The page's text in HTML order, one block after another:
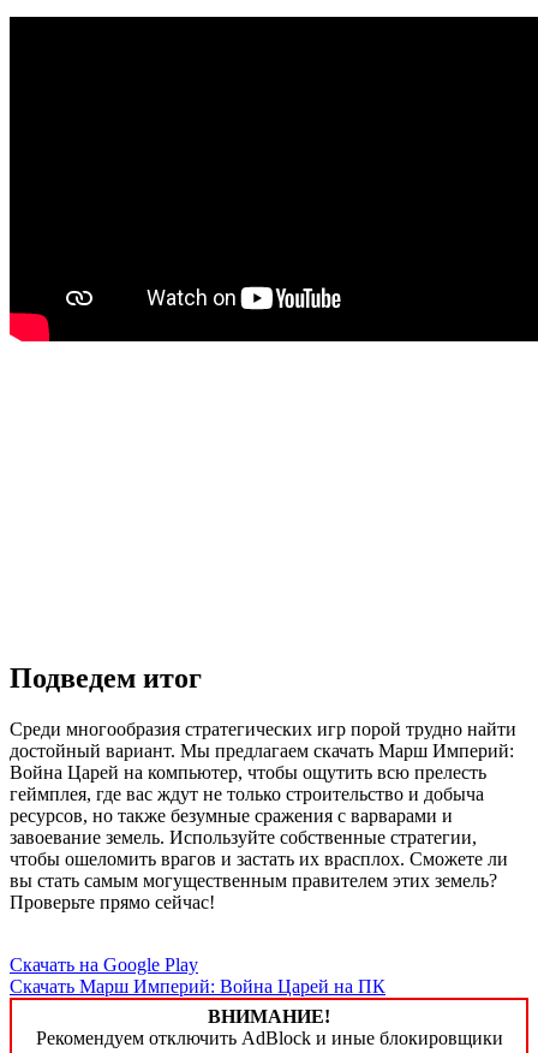
Подведем итог
Среди многообразия стратегических игр порой трудно найти
достойный вариант. Мы предлагаем скачать Марш Империй:
Война Царей на компьютер, чтобы ощутить всю прелесть
геймплея, где вас ждут не только строительство и добыча
ресурсов, но также безумные сражения с варварами и
завоевание земель. Используйте собственные стратегии,
чтобы ошеломить врагов и застать их врасплох. Сможете ли
вы стать самым могущественным правителем этих земель?
Проверьте прямо сейчас!
Скачать на Google Play
Скачать Марш Империй: Война Царей на ПК
ВНИМАНИЕ!
Рекомендуем отключить AdBlock и иные блокировщики